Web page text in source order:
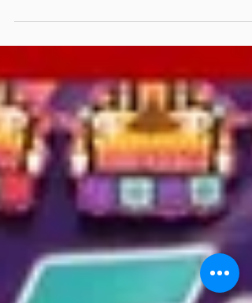
personal de empresas de la zona San José
gobierno...